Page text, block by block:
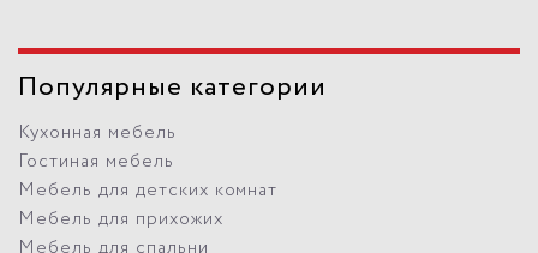
Популярные категории
Кухонная мебель
Гостиная мебель
Мебель для детских комнат
Мебель для прихожих